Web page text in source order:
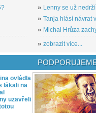
» Lenny se už
» Tanja hlásí návrat
» Michal Hrůza
» zobrazit více...
ovládla
lákali na
uzavřeli